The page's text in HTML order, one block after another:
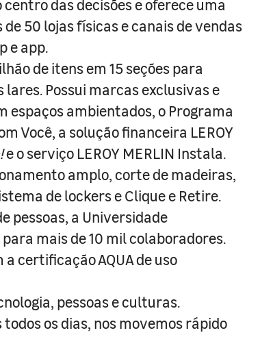
das decisões e oferece uma
50 lojas físicas e canais de vendas
e app.
de itens em 15 seções para
Possui marcas exclusivas e
espaços ambientados, o Programa
Você, a solução financeira LEROY
e o serviço LEROY MERLIN Instala.
amplo, corte de madeiras,
de lockers e Clique e Retire.
pessoas, a Universidade
mais de 10 mil colaboradores.
certificação AQUA de uso
pessoas e culturas.
os dias, nos movemos rápido